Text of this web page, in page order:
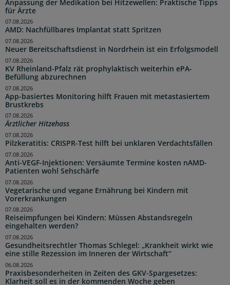
Anpassung der Medikation bei Hitzewellen: Praktische Tipps
für Ärzte
AMD: Nachfüllbares Implantat statt Spritzen
07.08.2026
Neuer Bereitschaftsdienst in Nordrhein ist ein Erfolgsmodell
07.08.2026
KV Rheinland-Pfalz rät prophylaktisch weiterhin ePA-
Befüllung abzurechnen
07.08.2026
App-basiertes Monitoring hilft Frauen mit metastasiertem
Brustkrebs
07.08.2026
Ärztlicher Hitzehass
07.08.2026
Pilzkeratitis: CRISPR-Test hilft bei unklaren Verdachtsfällen
07.08.2026
Anti-VEGF-Injektionen: Versäumte Termine kosten nAMD-
Patienten wohl Sehschärfe
07.08.2026
Vegetarische und vegane Ernährung bei Kindern mit
Vorerkrankungen
07.08.2026
Reiseimpfungen bei Kindern: Müssen Abstandsregeln
eingehalten werden?
07.08.2026
Gesundheitsrechtler Thomas Schlegel: „Krankheit wirkt wie
eine stille Rezession im Inneren der Wirtschaft“
07.08.2026
Praxisbesonderheiten in Zeiten des GKV-Spargesetzes:
Klarheit soll es in der kommenden Woche geben
06.08.2026